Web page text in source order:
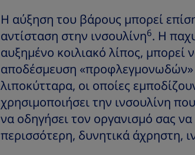
Η αύξηση του βάρους μπορεί
αντίσταση στην ινσουλίνη6. Η
αυξημένο κοιλιακό λίπος, μπορεί
αποδέσμευση
λιποκύτταρα, οι οποίες
χρησιμοποιήσει την ινσουλίνη
να οδηγήσει τον οργανισμό σας
περισσότερη, δυνητικά άχρηστη,